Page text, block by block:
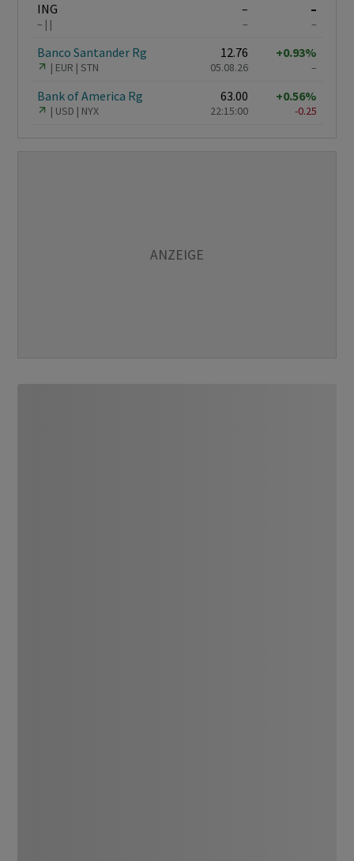
ING
–
–
–
–
–
Banco Santander Rg
EUR STN
12.76
05.08.26
+0.93%
–
Bank of America Rg
USD NYX
63.00
22:15:00
+0.56%
-0.25